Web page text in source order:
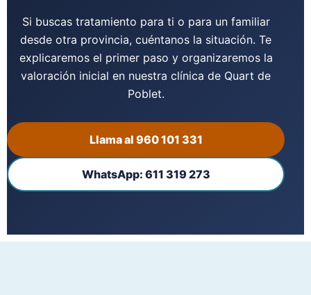
Si buscas tratamiento para ti o para un familiar
desde otra provincia, cuéntanos la situación. Te
explicaremos el primer paso y organizaremos la
valoración inicial en nuestra clínica de Quart de
Poblet.
Llama al 960 101 331
WhatsApp: 611 319 273